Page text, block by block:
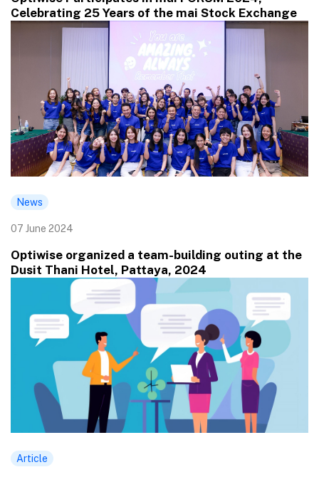
Celebrating 25 Years of the mai Stock Exchange
News
07 June 2024
Optiwise organized a team-building outing at the
Dusit Thani Hotel, Pattaya, 2024
Article